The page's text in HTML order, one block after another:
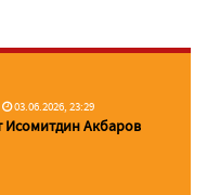
03.06.2026, 23:29
Исомитдин Акбаров